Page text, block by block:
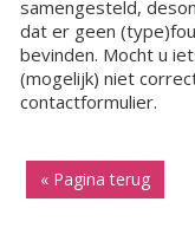
samengesteld,
dat er geen
bevinden. Mocht u
(mogelijk) niet
contactformulier.
« Pagina terug